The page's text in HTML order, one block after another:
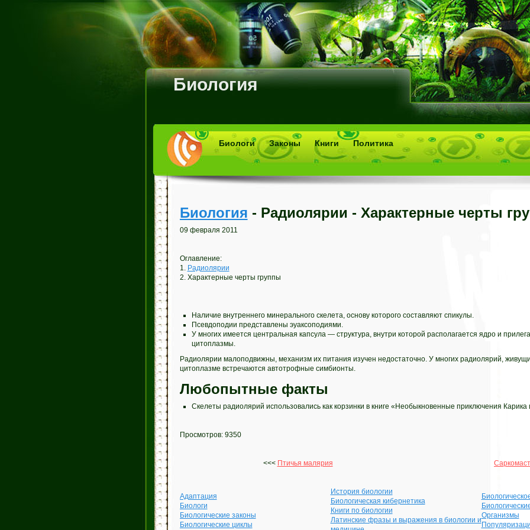
Биология
Биологи Законы Книги Политика
Биология - Радиолярии - Характерные черты
09 февраля 2011
Оглавление:
1. Радиолярии
2. Характерные черты группы
Наличие внутреннего минерального скелета, основу которого составляют спикулы.
Псевдоподии представлены эуаксоподиями.
У многих имеется центральная капсула — структура, внутри которой располагается ядро и
цитоплазмы.
Радиолярии малоподвижны, механизм их питания изучен недостаточно. У многих радиолярий,
цитоплазме встречаются автотрофные симбионты.
Любопытные факты
Скелеты радиолярий использовались как корзинки в книге «Необыкновенные приключения Карика
Просмотров: 9350
<<< Птичья малярия
Адаптация
Биологи
Биологические законы
Биологические циклы
История биологии
Биологическая кибернетика
Книги по биологии
Латинские фразы и выражения в биологии и
Организмы